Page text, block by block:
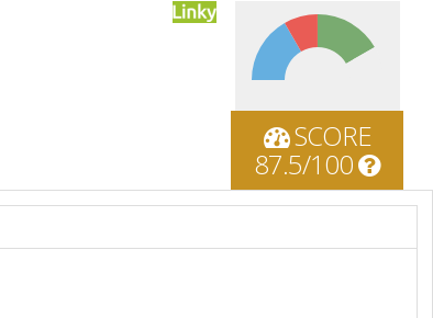
SCORE
87.5/100